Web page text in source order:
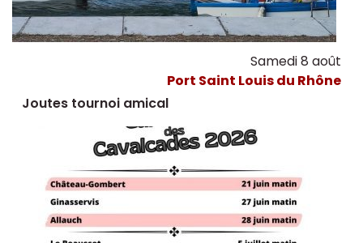
Samedi 8 août
Port Saint Louis du Rhône
Joutes tournoi amical